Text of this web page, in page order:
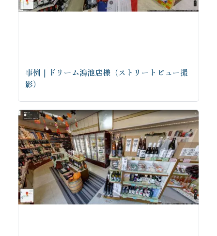
事例｜ドリーム鴻池店様（ストリートビュー撮
影）